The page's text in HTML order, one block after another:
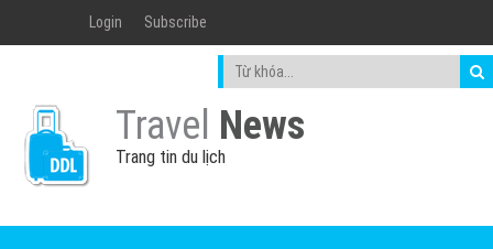
Login Subscribe
Travel News
Trang tin du lịch